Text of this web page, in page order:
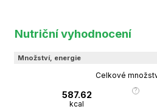
Nutriční vyhodnocení
Množství, energie
Celkové
587.62
kcal